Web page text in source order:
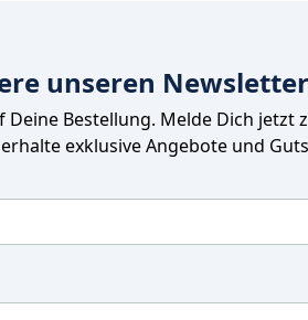
unseren Newsletter
Deine Bestellung. Melde Dich jetzt
exklusive Angebote und